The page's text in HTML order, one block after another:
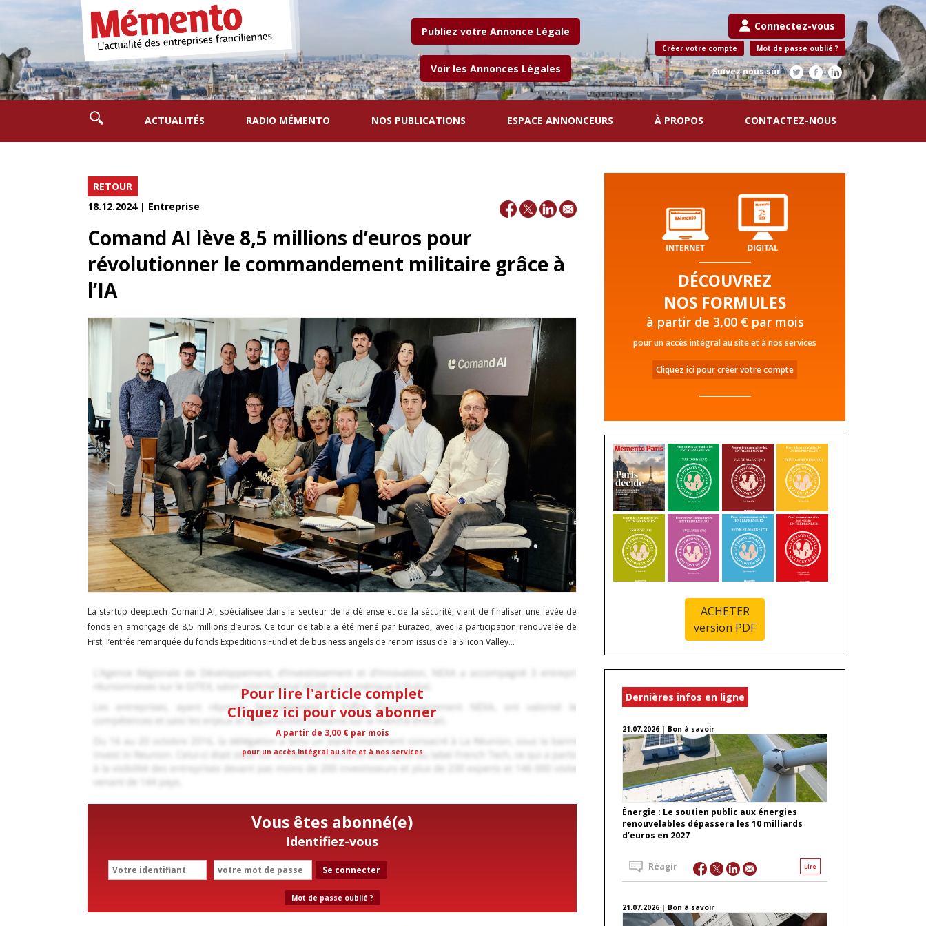
Publiez votre Annonce Légale
Voir les Annonces Légales
Connectez-vous
Créer votre compte Mot de passe oublié ?
Suivez nous sur
ACTUALITÉS RADIO MÉMENTO NOS PUBLICATIONS ESPACE ANNONCEURS À PROPOS CONTACTEZ-NOUS
RETOUR
18.12.2024 | Entreprise
Comand AI lève 8,5 millions d’euros pour
révolutionner le commandement militaire grâce à
l’IA
La startup deeptech Comand AI, spécialisée dans le secteur de la défense et de la sécurité, vient de finaliser une levée de
fonds en amorçage de 8,5 millions d’euros. Ce tour de table a été mené par Eurazeo, avec la participation renouvelée de
Frst, l’entrée remarquée du fonds Expeditions Fund et de business angels de renom issus de la Silicon Valley...
Pour lire l'article complet
Cliquez ici pour vous abonner
A partir de 3,00 € par mois
pour un accès intégral au site et à nos services
Vous êtes abonné(e)
Identifiez-vous
Se connecter
Mot de passe oublié ?
DÉCOUVREZ
NOS FORMULES
à partir de 3,00 € par mois
pour un accès intégral au site et à nos services
Cliquez ici pour créer votre compte
ACHETER
version PDF
Dernières infos en ligne
21.07.2026 | Bon à savoir
Énergie : Le soutien public aux énergies
renouvelables dépassera les 10 milliards
d’euros en 2027
Lire
Réagir
21.07.2026 | Bon à savoir